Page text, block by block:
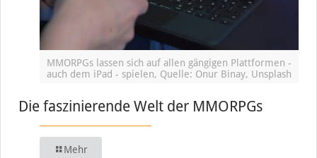
MMORPGs lassen sich auf allen gängigen Plattformen -
auch dem iPad - spielen, Quelle: Onur Binay, Unsplash
Die faszinierende Welt der MMORPGs
Mehr